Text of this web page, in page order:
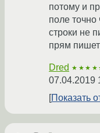
потому и
поле точно
строки не
прям
Dred
07.04.2019
Показать